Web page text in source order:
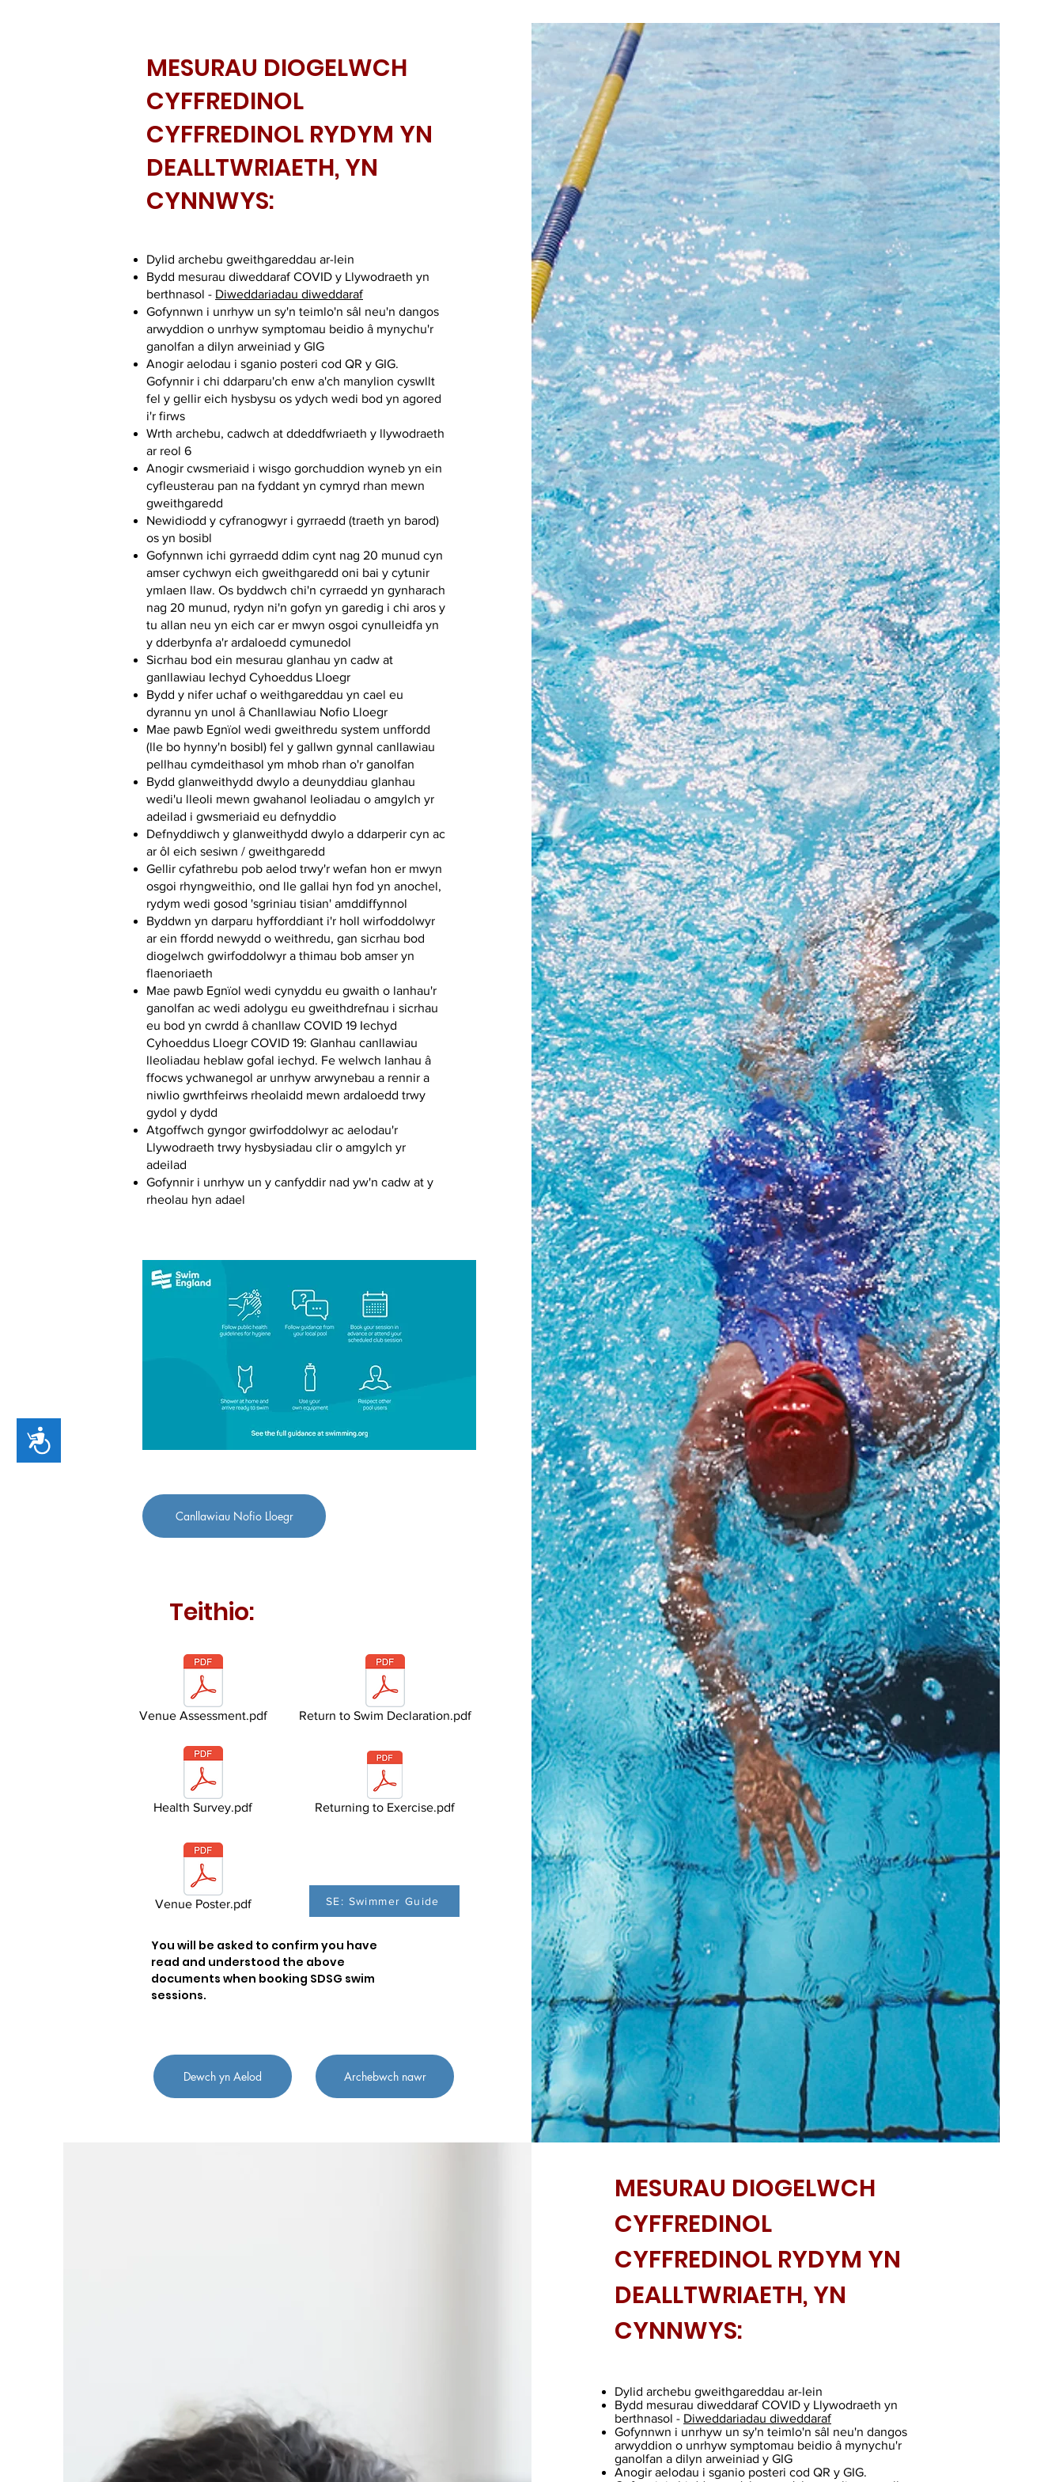
Accessibility
MESURAU DIOGELWCH
CYFFREDINOL
CYFFREDINOL RYDYM YN
DEALLTWRIAETH, YN
CYNNWYS:
Dylid archebu gweithgareddau ar-lein
Bydd mesurau diweddaraf COVID y Llywodraeth yn
berthnasol - Diweddariadau diweddaraf
Gofynnwn i unrhyw un sy'n teimlo'n sâl neu'n dangos
arwyddion o unrhyw symptomau beidio â mynychu'r
ganolfan a dilyn arweiniad y GIG
Anogir aelodau i sganio posteri cod QR y GIG.
Gofynnir i chi ddarparu'ch enw a'ch manylion cyswllt
fel y gellir eich hysbysu os ydych wedi bod yn agored
i'r firws
Wrth archebu, cadwch at ddeddfwriaeth y llywodraeth
ar reol 6
Anogir cwsmeriaid i wisgo gorchuddion wyneb yn ein
cyfleusterau pan na fyddant yn cymryd rhan mewn
gweithgaredd
Newidiodd y cyfranogwyr i gyrraedd (traeth yn barod)
os yn bosibl
Gofynnwn ichi gyrraedd ddim cynt nag 20 munud cyn
amser cychwyn eich gweithgaredd oni bai y cytunir
ymlaen llaw. Os byddwch chi'n cyrraedd yn gynharach
nag 20 munud, rydyn ni'n gofyn yn garedig i chi aros y
tu allan neu yn eich car er mwyn osgoi cynulleidfa yn
y dderbynfa a'r ardaloedd cymunedol
Sicrhau bod ein mesurau glanhau yn cadw at
ganllawiau Iechyd Cyhoeddus Lloegr
Bydd y nifer uchaf o weithgareddau yn cael eu
dyrannu yn unol â Chanllawiau Nofio Lloegr
Mae pawb Egnïol wedi gweithredu system unffordd
(lle bo hynny'n bosibl) fel y gallwn gynnal canllawiau
pellhau cymdeithasol ym mhob rhan o'r ganolfan
Bydd glanweithydd dwylo a deunyddiau glanhau
wedi'u lleoli mewn gwahanol leoliadau o amgylch yr
adeilad i gwsmeriaid eu defnyddio
Defnyddiwch y glanweithydd dwylo a ddarperir cyn ac
ar ôl eich sesiwn / gweithgaredd
Gellir cyfathrebu pob aelod trwy'r wefan hon er mwyn
osgoi rhyngweithio, ond lle gallai hyn fod yn anochel,
rydym wedi gosod 'sgriniau tisian' amddiffynnol
Byddwn yn darparu hyfforddiant i'r holl wirfoddolwyr
ar ein ffordd newydd o weithredu, gan sicrhau bod
diogelwch gwirfoddolwyr a thimau bob amser yn
flaenoriaeth
Mae pawb Egnïol wedi cynyddu eu gwaith o lanhau'r
ganolfan ac wedi adolygu eu gweithdrefnau i sicrhau
eu bod yn cwrdd â chanllaw COVID 19 Iechyd
Cyhoeddus Lloegr COVID 19: Glanhau canllawiau
lleoliadau heblaw gofal iechyd. Fe welwch lanhau â
ffocws ychwanegol ar unrhyw arwynebau a rennir a
niwlio gwrthfeirws rheolaidd mewn ardaloedd trwy
gydol y dydd
Atgoffwch gyngor gwirfoddolwyr ac aelodau'r
Llywodraeth trwy hysbysiadau clir o amgylch yr
adeilad
Gofynnir i unrhyw un y canfyddir nad yw'n cadw at y
rheolau hyn adael
Canllawiau Nofio Lloegr
Teithio:
Venue Assessment.pdf Return to Swim Declaration.pdf
Health Survey.pdf Returning to Exercise.pdf
Venue Poster.pdf SE: Swimmer Guide
You will be asked to confirm you have
read and understood the above
documents when booking SDSG swim
sessions.
Dewch yn Aelod Archebwch nawr
MESURAU DIOGELWCH
CYFFREDINOL
CYFFREDINOL RYDYM YN
DEALLTWRIAETH, YN
CYNNWYS:
Dylid archebu gweithgareddau ar-lein
Bydd mesurau diweddaraf COVID y Llywodraeth yn
berthnasol - Diweddariadau diweddaraf
Gofynnwn i unrhyw un sy'n teimlo'n sâl neu'n dangos
arwyddion o unrhyw symptomau beidio â mynychu'r
ganolfan a dilyn arweiniad y GIG
Anogir aelodau i sganio posteri cod QR y GIG.